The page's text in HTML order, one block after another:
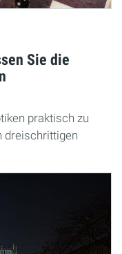
Sie die
praktisch zu
dreischrittigen